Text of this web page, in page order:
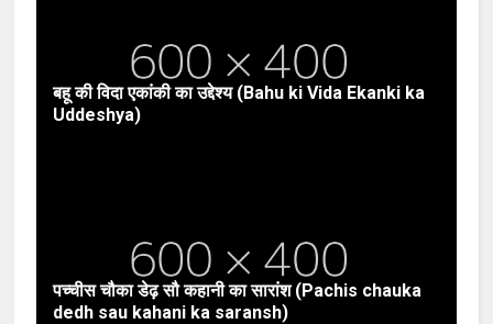
बहू की विदा एकांकी का उद्देश्य (Bahu ki Vida Ekanki ka
Uddeshya)
पच्चीस चौका डेढ़ सौ कहानी का सारांश (Pachis chauka
dedh sau kahani ka saransh)